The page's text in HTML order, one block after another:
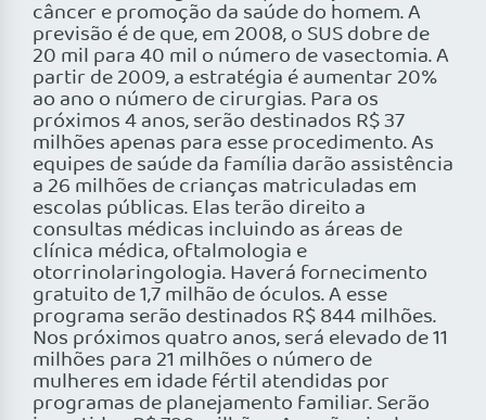
câncer e promoção da saúde do homem. A
previsão é de que, em 2008, o SUS dobre de
20 mil para 40 mil o número de vasectomia. A
partir de 2009, a estratégia é aumentar 20%
ao ano o número de cirurgias. Para os
próximos 4 anos, serão destinados R$ 37
milhões apenas para esse procedimento. As
equipes de saúde da família darão assistência
a 26 milhões de crianças matriculadas em
escolas públicas. Elas terão direito a
consultas médicas incluindo as áreas de
clínica médica, oftalmologia e
otorrinolaringologia. Haverá fornecimento
gratuito de 1,7 milhão de óculos. A esse
programa serão destinados R$ 844 milhões.
Nos próximos quatro anos, será elevado de 11
milhões para 21 milhões o número de
mulheres em idade fértil atendidas por
programas de planejamento familiar. Serão